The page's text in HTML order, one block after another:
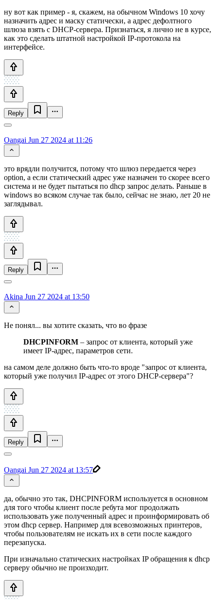
ну вот как пример - я, скажем, на обычном Windows 10 хочу
назначить адрес и маску статически, а адрес дефолтного
шлюза взять с DHCP-сервера. Признаться, я лично не в курсе,
как это сделать штатной настройкой IP-протокола на
интерфейсе.
Reply
Oangai Jun 27 2024 at 11:26
это врядли получится, потому что шлюз передается через
option, а если статический адрес уже назначен то скорее всего
система и не будет пытаться по dhcp запрос делать. Раньше в
windows во всяком случае так было, сейчас не знаю, лет 20 не
заглядывал.
Reply
Akina Jun 27 2024 at 13:50
Не понял... вы хотите сказать, что во фразе
DHCPINFORM – запрос от клиента, который уже
имеет IP-адрес, параметров сети.
на самом деле должно быть что-то вроде "запрос от клиента,
который уже получил IP-адрес от этого DHCP-сервера"?
Reply
Oangai Jun 27 2024 at 13:57
да, обычно это так, DHCPINFORM используется в основном
для того чтобы клиент после ребута мог продолжать
использовать уже полученный адрес и проинформировать об
этом dhcp сервер. Например для всевозможных принтеров,
чтобы пользователям не искать их в сети после каждого
перезапуска.
При изначально статических настройках IP обращения к dhcp
серверу обычно не произходит.